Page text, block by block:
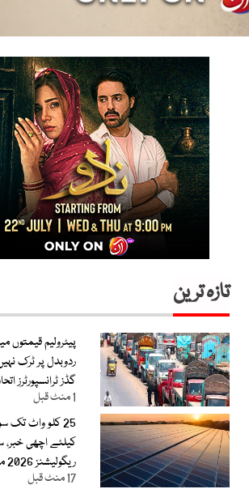
تازہ ترین
پیٹرولیم قیمتوں
ردوبدل پر ٹرک
گڈز ٹرانسپورٹرز
1 منٹ قبل
25 کلو واٹ تک
کیلئے اچھی خبر،
ریگولیشنز 2026 میں ترمیم
17 منٹ قبل